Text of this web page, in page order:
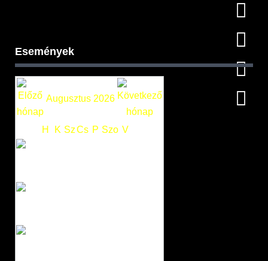
Események
Augusztus 2026
H K SzCs P Szo V